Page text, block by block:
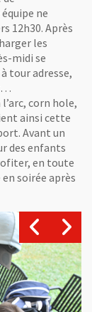
ne
12h30. Après
les
midi se
tour adresse,
corn hole,
ainsi cette
Avant un
des enfants
en toute
soirée après